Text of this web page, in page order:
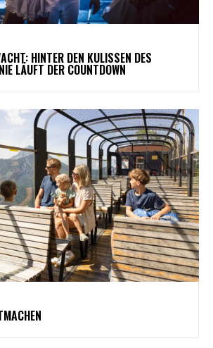
HINTER DEN KULISSEN DES
LÄUFT DER COUNTDOWN